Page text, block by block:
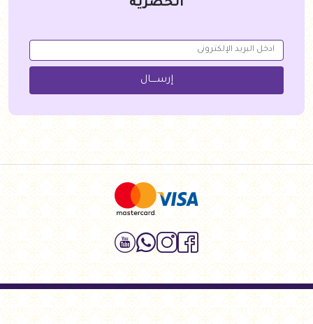
الحصرية
إرســــال